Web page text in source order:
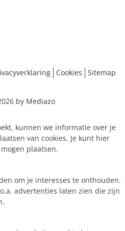
Cookies
Sitemap
by Mediazo
kunnen we informatie over je
van cookies. Je kunt hier
plaatsen.
om je interesses te onthouden.
advertenties laten zien die zijn